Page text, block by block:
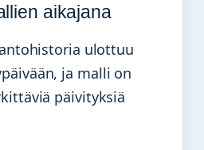
aikajana
ulottuu
ja malli on
päivityksiä